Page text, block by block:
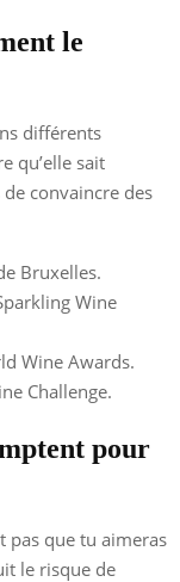
le
différents
qu’elle sait
convaincre des
Bruxelles.
Wine
Wine Awards.
Challenge.
pour
pas que tu aimeras
le risque de